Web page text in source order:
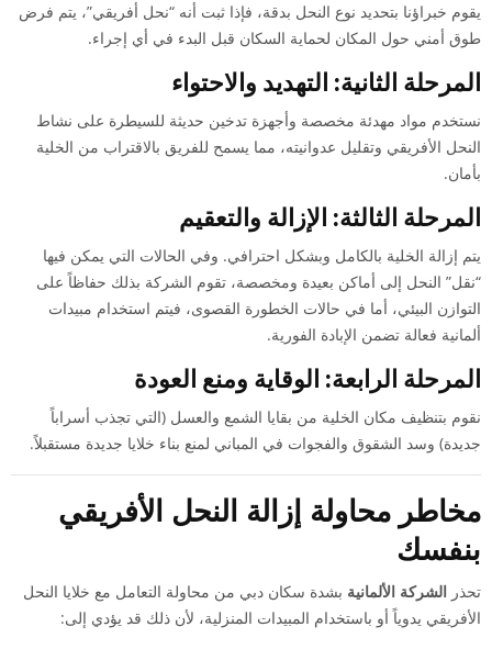
يقوم خبراؤنا بتحديد نوع النحل بدقة، فإذا ثبت أنه “نحل أفريقي”، يتم فرض
طوق أمني حول المكان لحماية السكان قبل البدء في أي إجراء.
المرحلة الثانية: التهديد والاحتواء
نستخدم مواد مهدئة مخصصة وأجهزة تدخين حديثة للسيطرة على نشاط
النحل الأفريقي وتقليل عدوانيته، مما يسمح للفريق بالاقتراب من الخلية
بأمان.
المرحلة الثالثة: الإزالة والتعقيم
يتم إزالة الخلية بالكامل وبشكل احترافي. وفي الحالات التي يمكن فيها
“نقل” النحل إلى أماكن بعيدة ومخصصة، تقوم الشركة بذلك حفاظاً على
التوازن البيئي، أما في حالات الخطورة القصوى، فيتم استخدام مبيدات
ألمانية فعالة تضمن الإبادة الفورية.
المرحلة الرابعة: الوقاية ومنع العودة
نقوم بتنظيف مكان الخلية من بقايا الشمع والعسل (التي تجذب أسراباً
جديدة) وسد الشقوق والفجوات في المباني لمنع بناء خلايا جديدة مستقبلاً.
مخاطر محاولة إزالة النحل الأفريقي
بنفسك
تحذر الشركة الألمانية بشدة سكان دبي من محاولة التعامل مع خلايا النحل
الأفريقي يدوياً أو باستخدام المبيدات المنزلية، لأن ذلك قد يؤدي إلى: